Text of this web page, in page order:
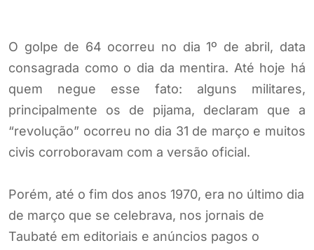
O golpe de 64 ocorreu no dia 1º de abril, data
consagrada como o dia da mentira. Até hoje há
quem negue esse fato: alguns militares,
principalmente os de pijama, declaram que a
“revolução” ocorreu no dia 31 de março e muitos
civis corroboravam com a versão oficial.
Porém, até o fim dos anos 1970, era no último dia
de março que se celebrava, nos jornais de
Taubaté em editoriais e anúncios pagos o